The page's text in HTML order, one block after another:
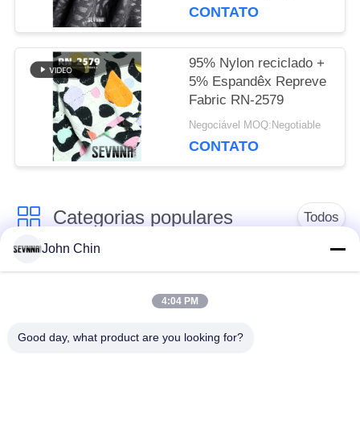
PRIVACY
POLICY
CONTATO
95% Nylon reciclado +
5% Espandêx Repreve
Fabric RN-2579
Negociável MOQ:Negotiable
CONTATO
Categorias populares Todos
Tela reciclada do
Tela de nylon
reciclada
tecido de poliéster
Tela reciclada de
John Chin
4:04 PM
Good day, what product are you looking for?